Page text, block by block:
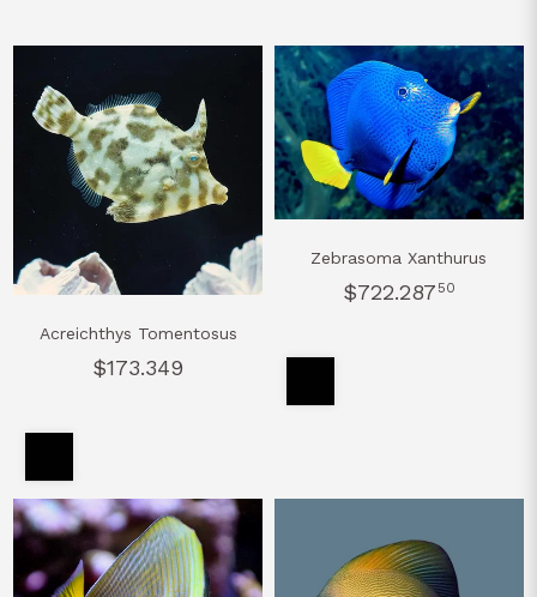
Acreichthys Tomentosus
$173.349
Zebrasoma Xanthurus
$722.287 50